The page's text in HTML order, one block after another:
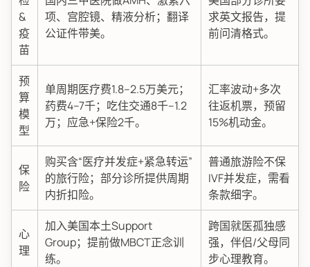
&
疫
苗
项、宫腔镜、精液分析；翻译
公证件带美。
求英文报告，提
前问清格式。
预
算
模
型
单周期医疗费1.8–2.5万美元；
药费4–7千；吃住交通8千–1.2
万；应急+保险2千。
汇率波动+多次
往返机票，预留
15%机动金。
保
险
购买含“医疗并发症+紧急转运”
的旅行险；部分诊所提供周期
内折扣险。
普通旅游险不保
IVF并发症，需看
条款细字。
心
理
加入美国本土Support
Group；提前做MBCT正念训
练。
跨国就医孤独感
强，伴侣/父母同
步心理教育。